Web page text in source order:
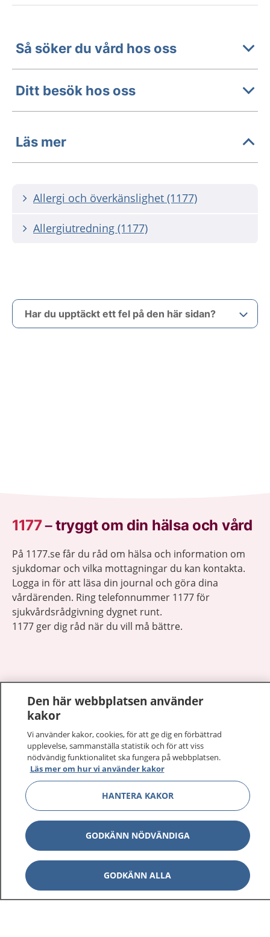
Så söker du vård hos oss
Ditt besök hos oss
Läs mer
Allergi och överkänslighet (1177)
Allergiutredning (1177)
Har du upptäckt ett fel på den här sidan?
1177–tryggt om din hälsa och vård
På 1177.se får du råd om hälsa och information om
sjukdomar och vilka mottagningar du kan kontakta.
Logga in för att läsa din journal och göra dina
vårdärenden. Ring telefonnummer 1177 för
sjukvårdsrådgivning dygnet runt.
1177 ger dig råd när du vill må bättre.
1177 på flera språk
Om 1177
Kontakt
Behandling av personuppgifter
Hantering av kakor
Inställningar för kakor
Den här webbplatsen använder
kakor
Vi använder kakor, cookies, för att ge dig en förbättrad
upplevelse, sammanställa statistik och för att viss
nödvändig funktionalitet ska fungera på webbplatsen.
Läs mer om hur vi använder kakor
HANTERA KAKOR
GODKÄNN NÖDVÄNDIGA
GODKÄNN ALLA